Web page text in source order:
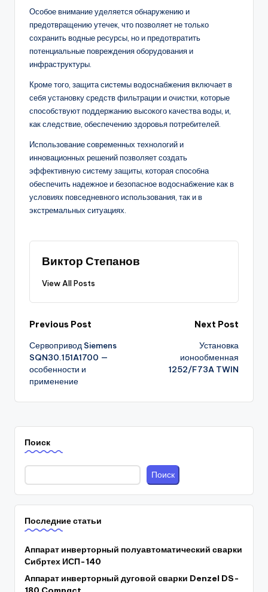
Особое внимание уделяется обнаружению и
предотвращению утечек, что позволяет не только
сохранить водные ресурсы, но и предотвратить
потенциальные повреждения оборудования и
инфраструктуры.
Кроме того, защита системы водоснабжения включает в
себя установку средств фильтрации и очистки, которые
способствуют поддержанию высокого качества воды, и,
как следствие, обеспечению здоровья потребителей.
Использование современных технологий и
инновационных решений позволяет создать
эффективную систему защиты, которая способна
обеспечить надежное и безопасное водоснабжение как в
условиях повседневного использования, так и в
экстремальных ситуациях.
Виктор Степанов
View All Posts
Post
navigation
Previous Post
Сервопривод Siemens
SQN30.151A1700 —
особенности и
применение
Next Post
Установка
ионообменная
1252/F73A TWIN
Поиск
Поиск
Последние статьи
Аппарат инверторный полуавтоматический сварки
Сибртех ИСП-140
Аппарат инверторный дуговой сварки Denzel DS-